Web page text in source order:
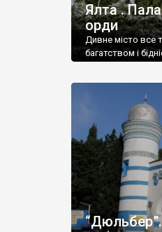
Ялта .
орди
Дивне місто все
багатством і